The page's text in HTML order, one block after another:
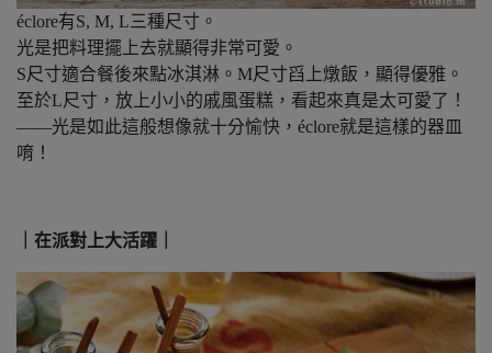
éclore有S, M, L三種尺寸。
光是把料理擺上去就顯得非常可愛。
S尺寸適合餐後來點冰淇淋。M尺寸舀上燉飯，顯得優雅。
至於L尺寸，放上小小的戚風蛋糕，看起來真是太可愛了！
——光是如此這般想像就十分愉快，éclore就是這樣的器皿
唷！
｜在派對上大活躍｜